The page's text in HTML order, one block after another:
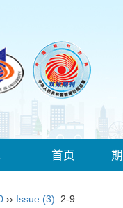
首页
›› Issue (3): 2-9 .